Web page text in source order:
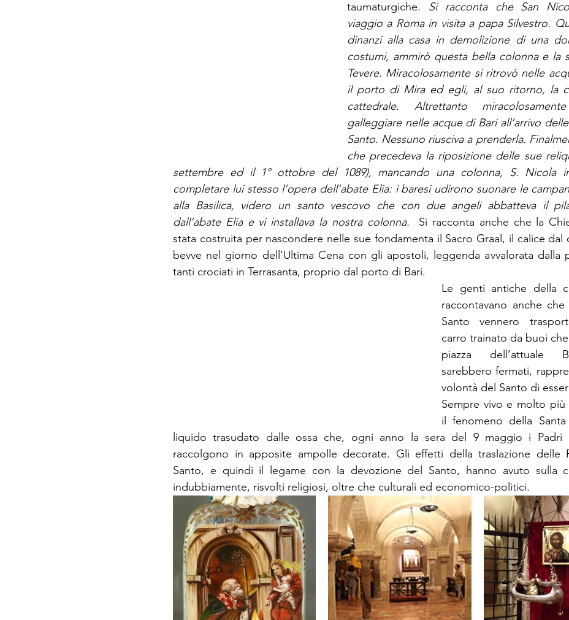
taumaturgiche. Si racconta che San
viaggio a Roma in visita a papa Silvestro.
dinanzi alla casa in demolizione di una
costumi, ammirò questa bella colonna e la
Tevere. Miracolosamente si ritrovò nelle
il porto di Mira ed egli, al suo ritorno, la
cattedrale. Altrettanto
galleggiare nelle acque di Bari all’arrivo
Santo. Nessuno riusciva a prenderla.
che precedeva la riposizione delle sue
settembre ed il 1° ottobre del 1089), mancando una colonna, S. Nicola
completare lui stesso l’opera dell’abate Elia: i baresi udirono suonare le
alla Basilica, videro un santo vescovo che con due angeli abbatteva il
dall’abate Elia e vi installava la nostra colonna.
Si racconta anche che la
stata costruita per nascondere nelle sue fondamenta il Sacro Graal, il calice dal
bevve nel giorno dell’Ultima Cena con gli apostoli, leggenda avvalorata dalla
tanti crociati in Terrasanta, proprio dal porto di Bari.
Le genti antiche della
raccontavano anche
Santo vennero
carro trainato da buoi
piazza dell’attuale
sarebbero fermati,
Sempre vivo e molto
il fenomeno della
liquido trasudato dalle ossa che, ogni anno la sera del 9 maggio i Padri
raccolgono in apposite ampolle decorate. Gli effetti della traslazione delle
Santo, e quindi il legame con la devozione del Santo, hanno avuto sulla
indubbiamente, risvolti religiosi, oltre che culturali ed economico-politici.